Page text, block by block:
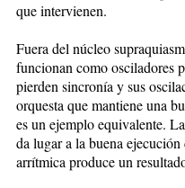
que intervienen.
Fuera del núcleo
funcionan como osciladores
pierden sincronía y sus
orquesta que mantiene una
es un ejemplo equivalente.
da lugar a la buena
arrítmica produce un